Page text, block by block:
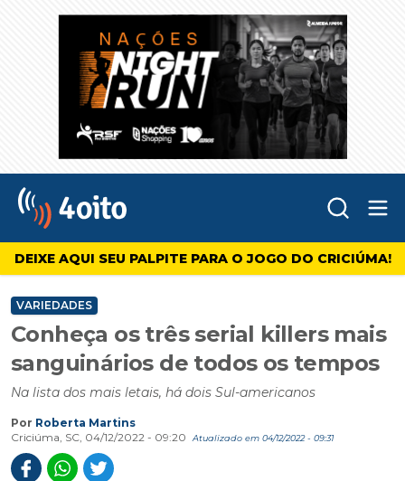
4oito
DEIXE AQUI SEU PALPITE PARA O JOGO DO CRICIÚMA!
VARIEDADES
Conheça os três serial killers mais
sanguinários de todos os tempos
Na lista dos mais letais, há dois Sul-americanos
Por Roberta Martins
Criciúma, SC, 04/12/2022 - 09:20
Atualizado em 04/12/2022 - 09:31